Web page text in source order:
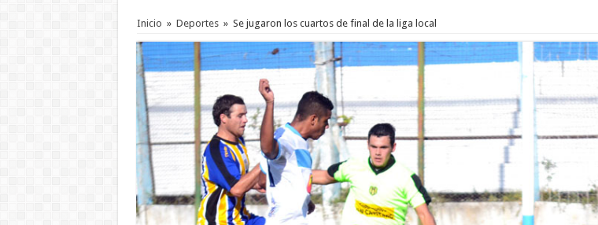
Inicio » Deportes » Se jugaron los cuartos de final de la liga local